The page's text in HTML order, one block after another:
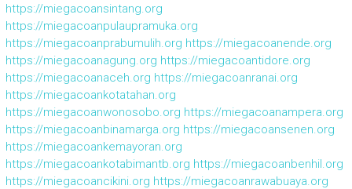
https://miegacoansintang.org
https://miegacoanpulaupramuka.org
https://miegacoanprabumulih.org https://miegacoanende.org
https://miegacoanagung.org https://miegacoantidore.org
https://miegacoanaceh.org https://miegacoanranai.org
https://miegacoankotatahan.org
https://miegacoanwonosobo.org https://miegacoanampera.org
https://miegacoanbinamarga.org https://miegacoansenen.org
https://miegacoankemayoran.org
https://miegacoankotabimantb.org https://miegacoanbenhil.org
https://miegacoancikini.org https://miegacoanrawabuaya.org